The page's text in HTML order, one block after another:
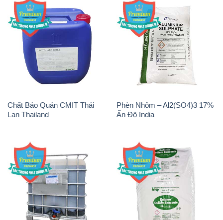
Chất Bảo Quản CMIT Thái
Lan Thailand
Phèn Nhôm – Al2(SO4)3 17%
Ấn Độ India